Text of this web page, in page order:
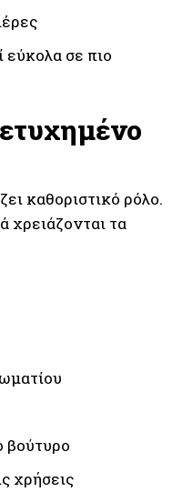
σε πιο
καθοριστικό ρόλο.
χρειάζονται τα
βούτυρο
χρήσεις